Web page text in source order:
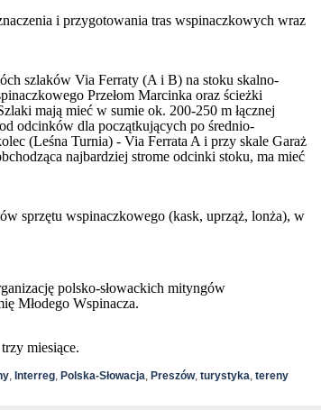
i przygotowania tras wspinaczkowych wraz
szlaków Via Ferraty (A i B) na stoku skalno-
Przełom Marcinka oraz ścieżki
mają mieć w sumie ok. 200-250 m łącznej
odcinków dla początkujących po średnio-
(Leśna Turnia) - Via Ferrata A i przy skale Garaż
najbardziej strome odcinki stoku, ma mieć
sprzętu wspinaczkowego (kask, uprząż, lonża), w
polsko-słowackich mityngów
Młodego Wspinacza.
miesiące.
, Interreg, Polska-Słowacja, Preszów, turystyka, tereny